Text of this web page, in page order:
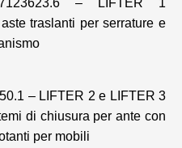
– LIFTER 1
traslanti per serrature e
– LIFTER 2 e LIFTER 3
di chiusura per ante con
per mobili